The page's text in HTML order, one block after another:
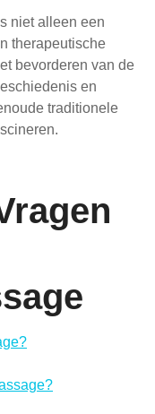
niet alleen een
therapeutische
bevorderen van de
en
traditionele